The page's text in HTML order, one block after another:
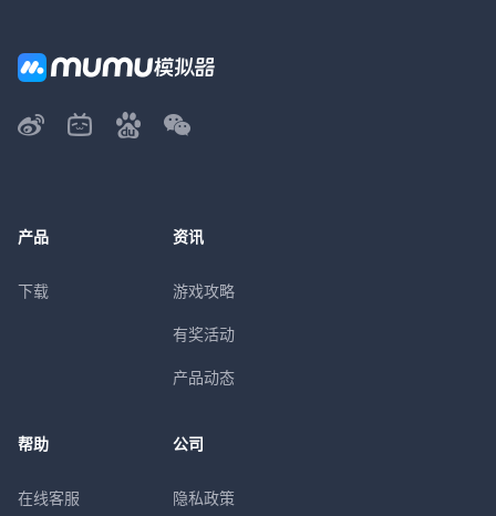
产品
下载
资讯
游戏攻略
有奖活动
产品动态
帮助
在线客服
公司
隐私政策